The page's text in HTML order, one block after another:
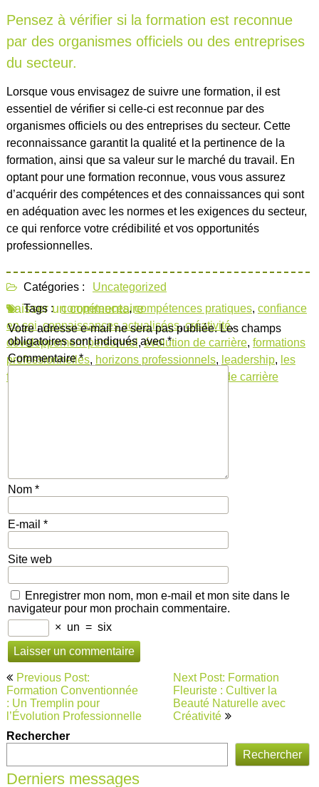
Pensez à vérifier si la formation est reconnue
par des organismes officiels ou des entreprises
du secteur.
Lorsque vous envisagez de suivre une formation, il est
essentiel de vérifier si celle-ci est reconnue par des
organismes officiels ou des entreprises du secteur. Cette
reconnaissance garantit la qualité et la pertinence de la
formation, ainsi que sa valeur sur le marché du travail. En
optant pour une formation reconnue, vous vous assurez
d’acquérir des compétences et des connaissances qui sont
en adéquation avec les normes et les exigences du secteur,
ce qui renforce votre crédibilité et vos opportunités
professionnelles.
Catégories :
Uncategorized
Tags : compétences,compétences pratiques, confiance
en soi,connaissances actualisées,créativité,
développement personnel,évolution de carrière, formations
professionnelles, horizons professionnels, leadership, les
formations
perspectives de carrière
Laisser un commentaire
Votre adresse e-mail ne sera pas publiée. Les champs
obligatoires sont indiqués avec*
Commentaire*
Nom *
E-mail *
Site web
Enregistrer mon nom, mon e-mail et mon site dans le
navigateur pour mon prochain commentaire.
× un = six
Navigation
de
l’article
Previous Post:
Formation Conventionnée
: Un Tremplin pour
l’Évolution Professionnelle
Next Post: Formation
Fleuriste : Cultiver la
Beauté Naturelle avec
Créativité
Rechercher
Rechercher
Derniers messages